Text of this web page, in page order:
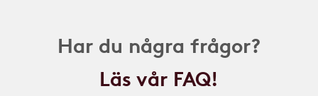
Har du några frågor?
Läs vår FAQ!